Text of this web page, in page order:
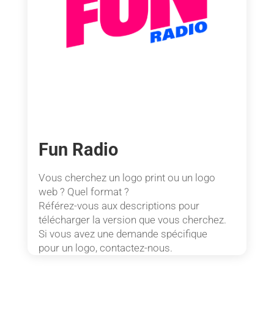
Fun Radio
Vous cherchez un logo print ou un logo
web ? Quel format ?
Référez-vous aux descriptions pour
télécharger la version que vous cherchez.
Si vous avez une demande spécifique
pour un logo, contactez-nous.